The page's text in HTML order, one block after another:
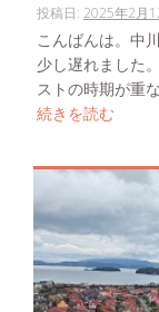
投稿日: 2025年2月
こんばんは。中
少し遅れました
ストの時期が重
続きを読む